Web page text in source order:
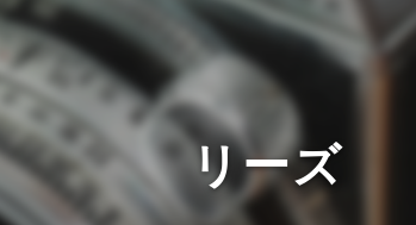
寝屋川の買取･Reee'sの評判
寝屋川の買取･Reee'sのお客様の声
リーズ